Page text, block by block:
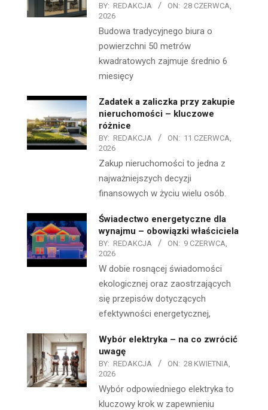
BY: REDAKCJA ON: 28 CZERWCA,
2026
Budowa tradycyjnego biura o
powierzchni 50 metrów
kwadratowych zajmuje średnio 6
miesięcy
Zadatek a zaliczka przy zakupie
nieruchomości – kluczowe
różnice
BY: REDAKCJA ON: 11 CZERWCA,
2026
Zakup nieruchomości to jedna z
najważniejszych decyzji
finansowych w życiu wielu osób.
Świadectwo energetyczne dla
wynajmu – obowiązki właściciela
BY: REDAKCJA ON: 9 CZERWCA,
2026
W dobie rosnącej świadomości
ekologicznej oraz zaostrzających
się przepisów dotyczących
efektywności energetycznej,
Wybór elektryka – na co zwrócić
uwagę
BY: REDAKCJA ON: 28 KWIETNIA,
2026
Wybór odpowiedniego elektryka to
kluczowy krok w zapewnieniu